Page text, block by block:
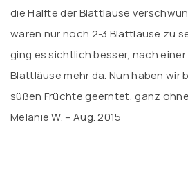
die Hälfte der Blattläuse
waren nur noch 2-3 Blattläuse zu
ging es sichtlich besser, nach
Blattläuse mehr da. Nun haben wir
süßen Früchte geerntet, ganz
Melanie W. – Aug. 2015